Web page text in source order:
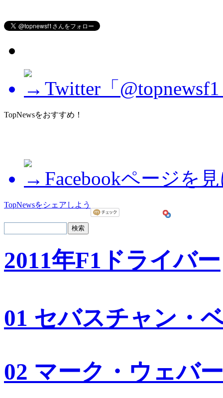
Twitter「
TopNewsをおすすめ！
Facebookページを
TopNewsをシェアしよう
2011年F1ドライバー
01 セバスチャン・
02 マーク・ウェバー